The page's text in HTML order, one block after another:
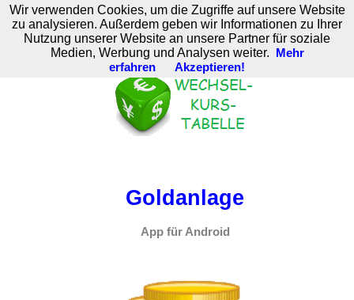
M. Brodski Software
Goldanlage
App für Android
Wir verwenden Cookies, um die Zugriffe auf unsere Website
zu analysieren. Außerdem geben wir Informationen zu Ihrer
Nutzung unserer Website an unsere Partner für soziale
Medien, Werbung und Analysen weiter.
Mehr
erfahren
Akzeptieren!